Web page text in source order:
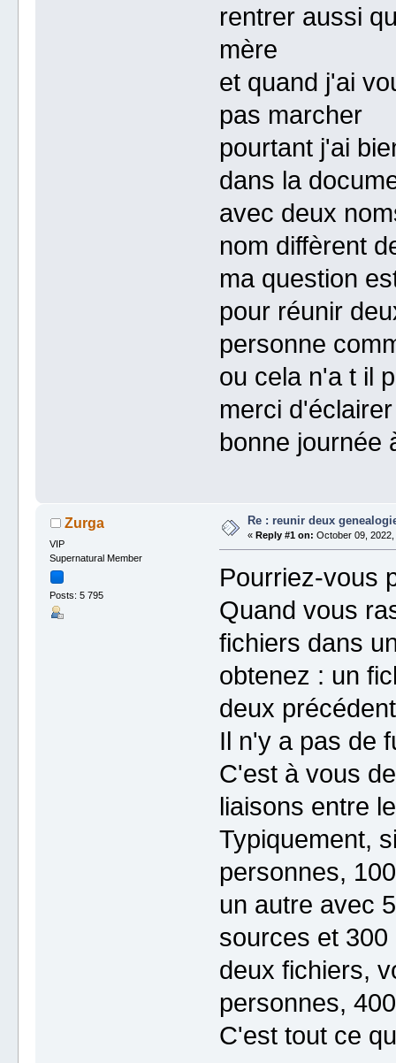
rentrer aussi
mère
et quand j'ai
pas marcher
pourtant j'ai
dans la
avec deux
nom diffèrent
ma question
pour réunir
personne
ou cela n'a t il
merci
bonne journée
Zurga
VIP
Supernatural Member
Posts: 5 795
Re : reunir deux
« Reply #1 on: October 09,
Pourriez-vous
Quand vous
fichiers dans
obtenez : un
deux
Il n'y a pas de
C'est à vous
liaisons entre
Typiquement,
personnes,
un autre avec
sources et
deux fichiers,
personnes,
C'est tout ce